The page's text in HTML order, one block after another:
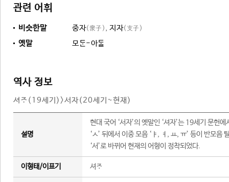
관련 어휘
비슷한말 중자(衆子) , 지자(支子)
옛말 모-아
역사 정보
셔(19세기)>서자(20세기~현재)
설명
현대 국어 ‘서자’의 옛말인 ‘셔자’는 19세기 문헌
‘ㅅ’ 뒤에서 이중 모음 ‘ㅑ, ㅕ, ㅛ, ㅠ’ 등이 반모음
‘서’로 바뀌어 현재의 어형이 정착되었다.
이형태/이표기 셔